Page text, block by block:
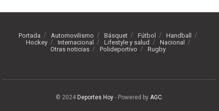
Portada Automovilismo Básquet Fútbol
Handball
Hockey
Internacional Lifestyle y salud
Nacional
Otras noticias
Polideportivo Rugby
© 2024 Deportes Hoy - Powered by AGC.